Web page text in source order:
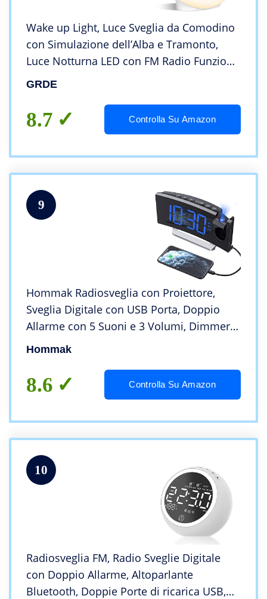
Wake up Light, Luce Sveglia da Comodino
con Simulazione dell’Alba e Tramonto,
Luce Notturna LED con FM Radio Funzione
snooze, Luce Sveglia Digitale per Regalo
GRDE
8.7 Controlla Su Amazon
9
Hommak Radiosveglia con Proiettore,
Sveglia Digitale con USB Porta, Doppio
Allarme con 5 Suoni e 3 Volumi, Dimmer
Luminosità 0-100%, 4 Luminosità
FM(Adattatore Incluso)
Hommak
8.6 Controlla Su Amazon
10
Radiosveglia FM, Radio Sveglie Digitale
con Doppio Allarme, Altoparlante
Bluetooth, Doppie Porte di ricarica USB,